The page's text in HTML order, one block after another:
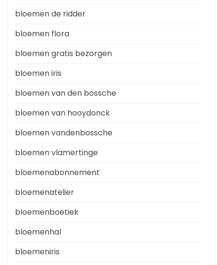
bloemen de ridder
bloemen flora
bloemen gratis bezorgen
bloemen iris
bloemen van den bossche
bloemen van hooydonck
bloemen vandenbossche
bloemen vlamertinge
bloemenabonnement
bloemenatelier
bloemenboetiek
bloemenhal
bloemeniris